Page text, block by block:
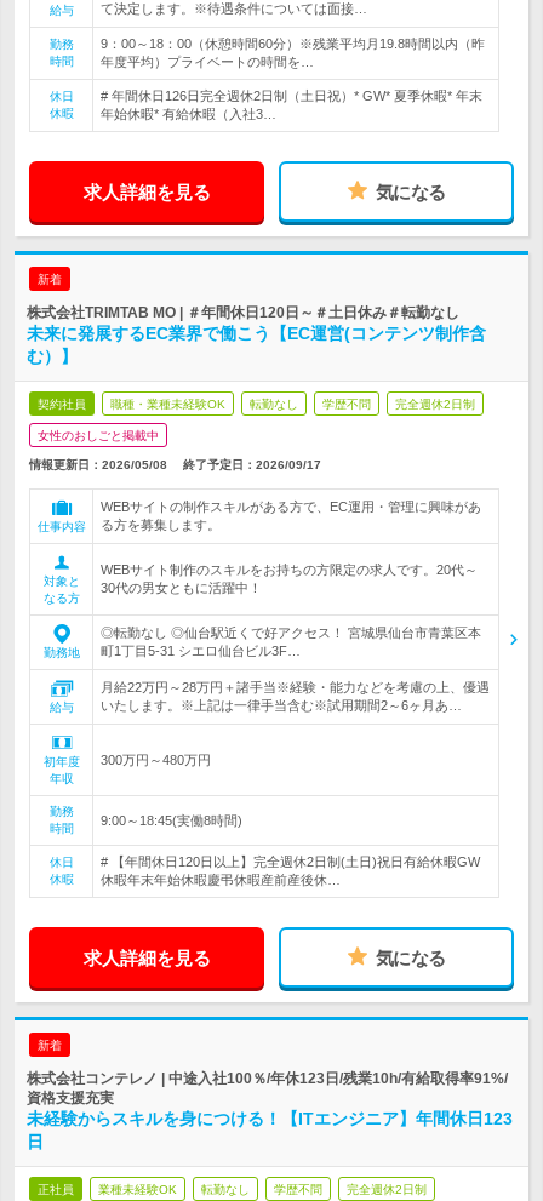
給与
て決定します。※待遇条件については面接…
勤務
時間
9：00～18：00（休憩時間60分）※残業平均月19.8時間以内（昨
年度平均）プライベートの時間を…
休日
休暇
# 年間休日126日完全週休2日制（土日祝）* GW* 夏季休暇* 年末
年始休暇* 有給休暇（入社3…
求人詳細を見る 気になる
新着
株式会社TRIMTAB MO | ＃年間休日120日～＃土日休み＃転勤なし
未来に発展するEC業界で働こう【EC運営(コンテンツ制作含
む）】
契約社員 職種・業種未経験OK 転勤なし 学歴不問 完全週休2日制
女性のおしごと掲載中
情報更新日：2026/05/08 終了予定日： 2026/09/17
仕事内容
WEBサイトの制作スキルがある方で、EC運用・管理に興味があ
る方を募集します。
対象と
なる方
WEBサイト制作のスキルをお持ちの方限定の求人です。20代～
30代の男女ともに活躍中！
勤務地
◎転勤なし ◎仙台駅近くで好アクセス！ 宮城県仙台市青葉区本
町1丁目5-31 シエロ仙台ビル3F…
給与
月給22万円～28万円＋諸手当※経験・能力などを考慮の上、優遇
いたします。※上記は一律手当含む※試用期間2～6ヶ月あ…
初年度
年収
300万円～480万円
勤務
時間
9:00～18:45(実働8時間)
休日
休暇
# 【年間休日120日以上】完全週休2日制(土日)祝日有給休暇GW
休暇年末年始休暇慶弔休暇産前産後休…
求人詳細を見る 気になる
新着
株式会社コンテレノ | 中途入社100％/年休123日/残業10h/有給取得率91%/
資格支援充実
未経験からスキルを身につける！【ITエンジニア】年間休日123
日
正社員 業種未経験OK 転勤なし 学歴不問 完全週休2日制